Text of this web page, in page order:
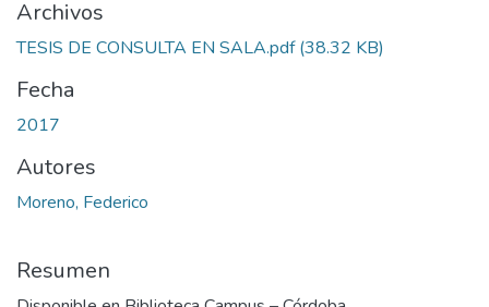
Archivos
TESIS DE CONSULTA EN SALA.pdf(38.32 KB)
Fecha
2017
Autores
Moreno, Federico
Resumen